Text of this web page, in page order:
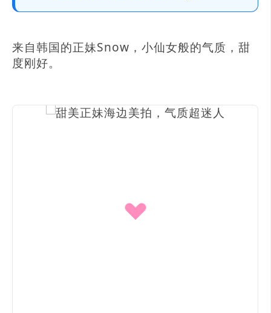
来自韩国的正妹Snow，小仙女般的气质，甜
度刚好。